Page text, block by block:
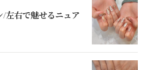
左右で魅せるニュア